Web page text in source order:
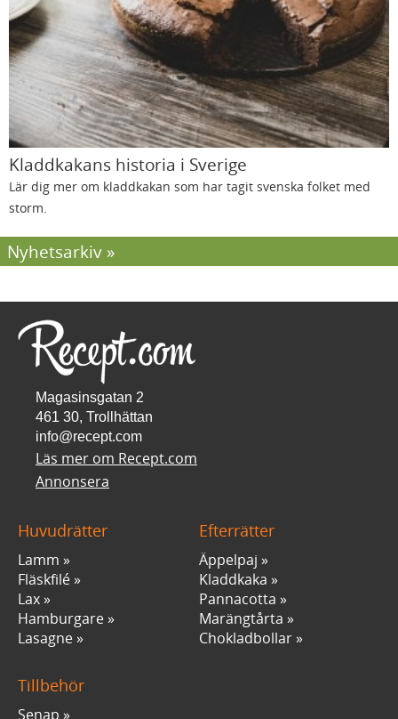
Kladdkakans historia i Sverige
Lär dig mer om kladdkakan som har tagit svenska folket med
storm.
Nyhetsarkiv
Magasinsgatan 2
461 30, Trollhättan
info@recept.com
Läs mer om Recept.com
Annonsera
Huvudrätter
Lamm
Fläskfilé
Lax
Hamburgare
Lasagne
Efterrätter
Äppelpaj
Kladdkaka
Pannacotta
Marängtårta
Chokladbollar
Tillbehör
Senap